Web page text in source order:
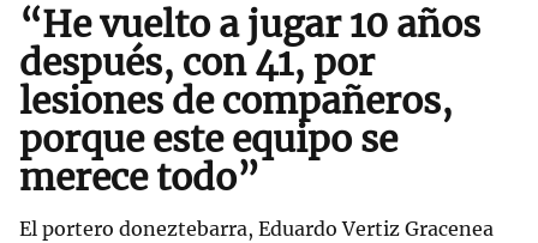
“He vuelto a jugar 10 años
después, con 41, por
lesiones de compañeros,
porque este equipo se
merece todo”
El portero doneztebarra, Eduardo Vertiz Gracenea